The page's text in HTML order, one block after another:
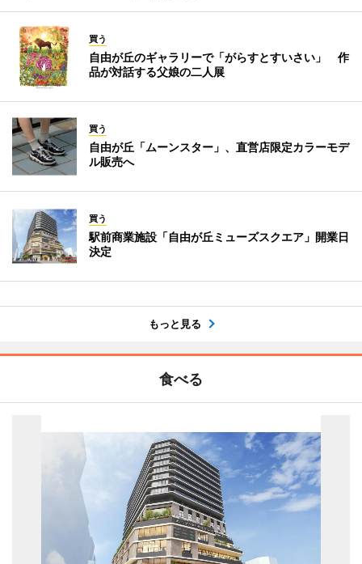
買う
自由が丘のギャラリーで「がらすとすいさい」 作
品が対話する父娘の二人展
買う
自由が丘「ムーンスター」、直営店限定カラーモデ
ル販売へ
買う
駅前商業施設「自由が丘ミューズスクエア」開業日
決定
もっと見る
食べる